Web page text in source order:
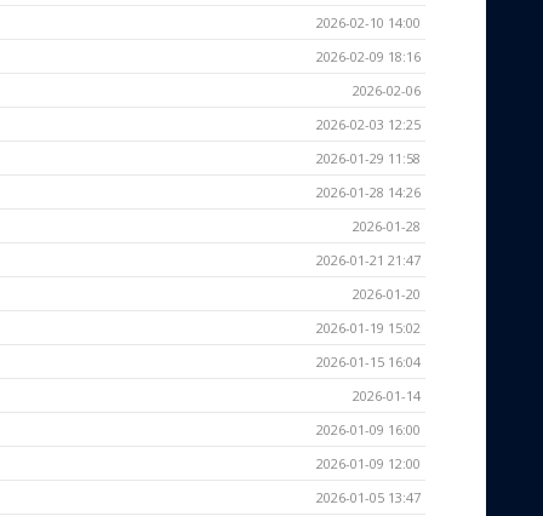
2026-02-10 14:00
2026-02-09 18:16
2026-02-06
2026-02-03 12:25
2026-01-29 11:58
2026-01-28 14:26
2026-01-28
2026-01-21 21:47
2026-01-20
2026-01-19 15:02
2026-01-15 16:04
2026-01-14
2026-01-09 16:00
2026-01-09 12:00
2026-01-05 13:47